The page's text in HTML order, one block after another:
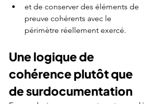
et de conserver des éléments de
preuve cohérents avec le
périmètre réellement exercé.
Une logique de
cohérence plutôt que
de surdocumentation